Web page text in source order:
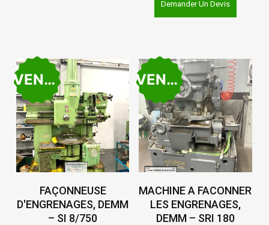
Demander Un Devis
VENDU
FAÇONNEUSE
D'ENGRENAGES, DEMM
– SI 8/750
VENDU
MACHINE A FACONNER
LES ENGRENAGES,
DEMM – SRI 180